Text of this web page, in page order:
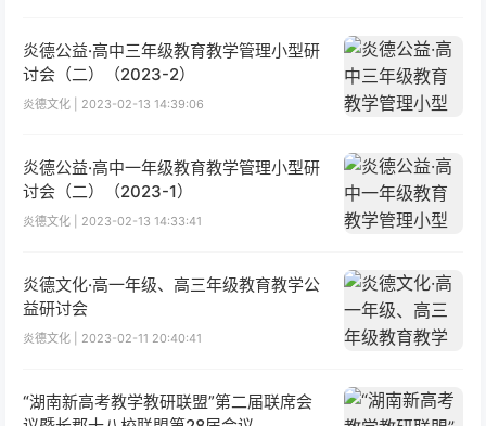
炎德公益·高中三年级教育教学管理小型研
讨会（二）（2023-2）
炎德文化 | 2023-02-13 14:39:06
炎德公益·高中一年级教育教学管理小型研
讨会（二）（2023-1）
炎德文化 | 2023-02-13 14:33:41
炎德文化·高一年级、高三年级教育教学公
益研讨会
炎德文化 | 2023-02-11 20:40:41
“湖南新高考教学教研联盟”第二届联席会